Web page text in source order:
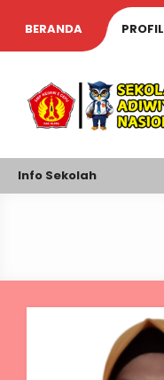
BERANDA PROFIL
Info Sekolah